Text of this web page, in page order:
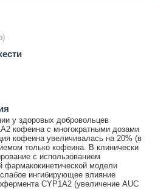
у здоровых добровольцев
кофеина с многократными дозами
кофеина увеличивалась на 20% (в
только кофеина. В клинически
с использованием
фармакокинетической модели
ингибирующее влияние
CYP1A2 (увеличение AUC